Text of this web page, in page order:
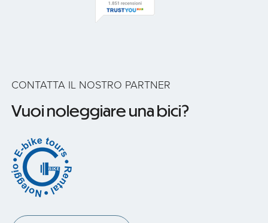
CONTATTA IL NOSTRO PARTNER
Vuoi noleggiare una bici?